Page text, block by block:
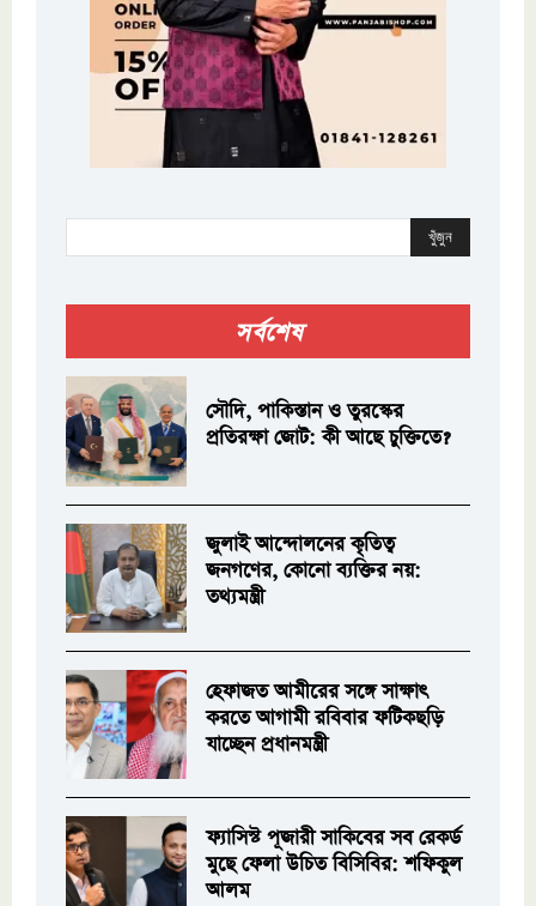
খুঁজুন
সর্বশেষ
সৌদি, পাকিস্তান ও তুরস্কের
প্রতিরক্ষা জোট: কী আছে চুক্তিতে?
জুলাই আন্দোলনের কৃতিত্ব
জনগণের, কোনো ব্যক্তির নয়:
তথ্যমন্ত্রী
হেফাজত আমীরের সঙ্গে সাক্ষাৎ
করতে আগামী রবিবার ফটিকছড়ি
যাচ্ছেন প্রধানমন্ত্রী
ফ্যাসিস্ট পূজারী সাকিবের সব রেকর্ড
মুছে ফেলা উচিত বিসিবির: শফিকুল
আলম